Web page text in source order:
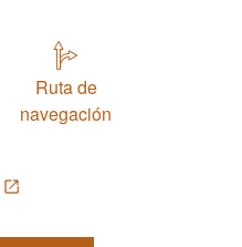
Ruta de
navegación